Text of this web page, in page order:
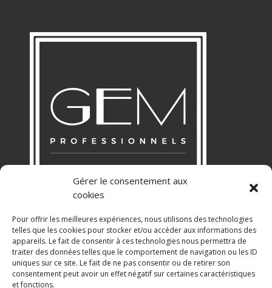
Gérer le consentement aux
cookies
Pour offrir les meilleures expériences, nous utilisons des technologies
telles que les cookies pour stocker et/ou accéder aux informations des
appareils. Le fait de consentir à ces technologies nous permettra de
traiter des données telles que le comportement de navigation ou les ID
uniques sur ce site. Le fait de ne pas consentir ou de retirer son
consentement peut avoir un effet négatif sur certaines caractéristiques
et fonctions.
RGPD
Politique de Confidentialité
Mentions légales